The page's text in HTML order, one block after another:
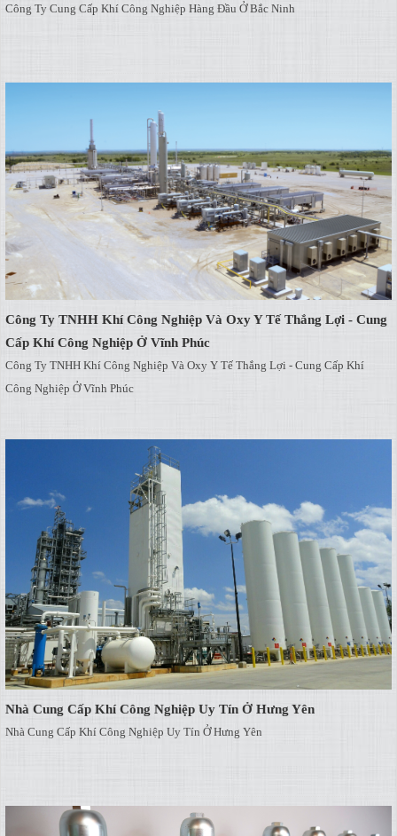
Công Ty Cung Cấp Khí Công Nghiệp Hàng Đầu Ở Bắc Ninh
Công Ty TNHH Khí Công Nghiệp Và Oxy Y Tế Thắng Lợi - Cung
Cấp Khí Công Nghiệp Ở Vĩnh Phúc
Công Ty TNHH Khí Công Nghiệp Và Oxy Y Tế Thắng Lợi - Cung Cấp Khí
Công Nghiệp Ở Vĩnh Phúc
Nhà Cung Cấp Khí Công Nghiệp Uy Tín Ở Hưng Yên
Nhà Cung Cấp Khí Công Nghiệp Uy Tín Ở Hưng Yên